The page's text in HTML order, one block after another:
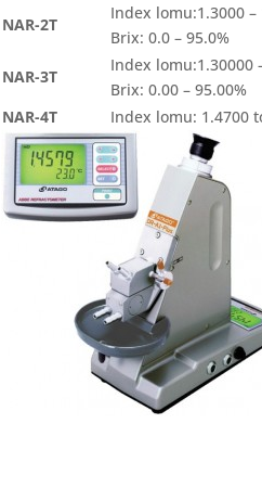
NAR-2T
Index lomu:1.3000 –
Brix: 0.0 – 95.0%
NAR-3T
Index lomu:1.30000
Brix: 0.00 – 95.00%
NAR-4T
Index lomu: 1.4700